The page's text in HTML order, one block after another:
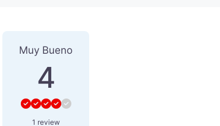
Muy Bueno
4
1 review